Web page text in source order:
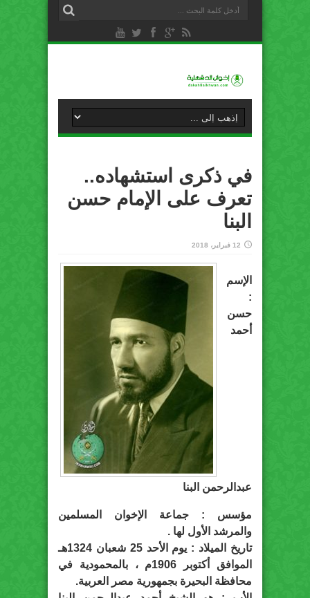
في ذكرى استشهاده..
تعرف على الإمام حسن
البنا
12 فبراير، 2018
الإسم
:
حسن
أحمد
عبدالرحمن البنا
مؤسس : جماعة الإخوان المسلمين
والمرشد الأول لها .
تاريخ الميلاد : يوم الأحد 25 شعبان 1324هـ
الموافق أكتوبر 1906م ، بالمحمودية في
محافظة البحيرة بجمهورية مصر العربية.